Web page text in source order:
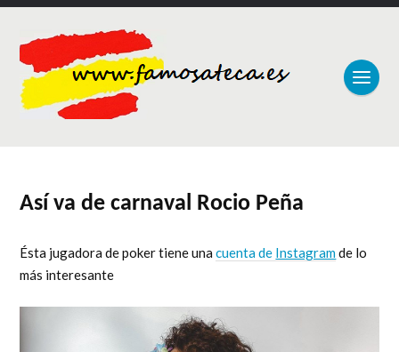
Así va de carnaval Rocio Peña
Ésta jugadora de poker tiene unacuenta de Instagramde lo
más interesante